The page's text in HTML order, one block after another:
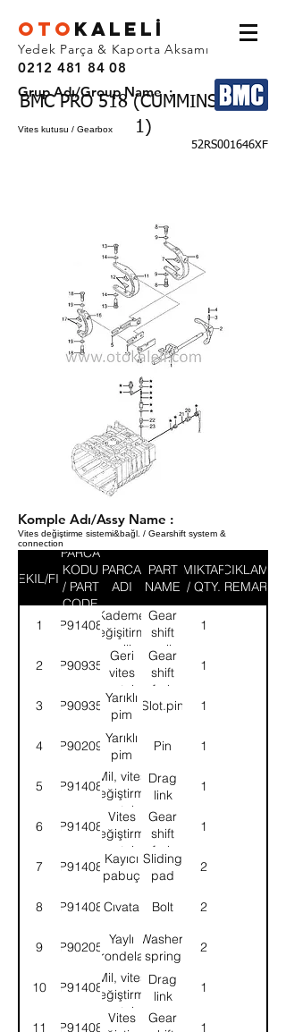
OTO KALEL İ
Yedek Parça & Kaporta Aksamı
0212 481 84 08
BMC PRO 518 (CUMMINS EURO
1)
Grup Adı/Group Name :
Vites kutusu / Gearbox
52RS001646XF
Komple Adı/Assy Name :
Vites değiştirme sistemi&bağl. / Gearshift system &
connection
SEKIL/FIG
PARCA
KODU
/ PART
CODE
PARCA
ADI
PART
NAME
MIKTAR
/ QTY.
ACIKLAMA
/ REMARK
1 9P914082
Kademe
değişitirme
mili
Gear
shift
rail
1
2 9P909353
Geri
vites
çatalı
Gear
shift
fork
1
3 9P909355
Yarıklı
pim
Slot.pin 1
4 9P902098
Yarıklı
pim
Pin 1
5 9P914083
Mil, vites
değiştirme
çatalı
Drag
link
1
6 9P914084
Vites
değiştirme
çatalı
Gear
shift
fork
1
7 9P914085
Kayıcı
pabuç
Sliding
pad
2
8 9P914086Cıvata Bolt 2
9 9P902051
Yaylı
rondela
Washer,
spring
2
10 9P914087
Mil, vites
değiştirme
çatalı
Drag
link
1
11 9P914088
Vites
Gear
1